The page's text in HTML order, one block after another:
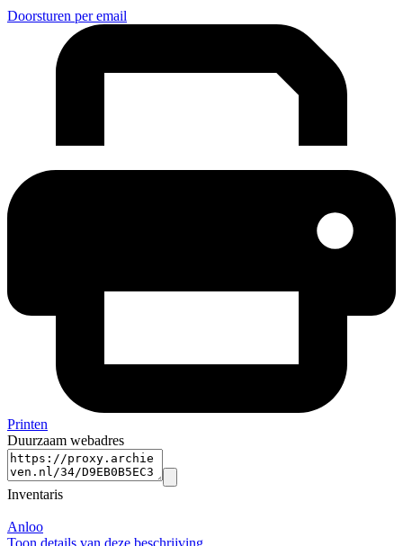
Doorsturen per email
Printen
Duurzaam webadres
Inventaris
Anloo